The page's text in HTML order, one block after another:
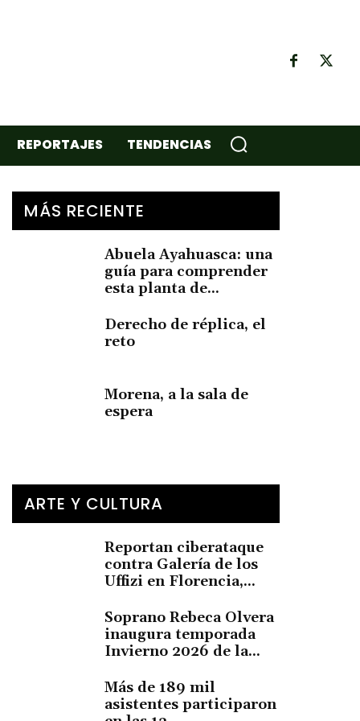
REPORTAJES TENDENCIAS
MÁS RECIENTE
Abuela Ayahuasca: una
guía para comprender
esta planta de...
Derecho de réplica, el
reto
Morena, a la sala de
espera
ARTE Y CULTURA
Reportan ciberataque
contra Galería de los
Uffizi en Florencia,...
Soprano Rebeca Olvera
inaugura temporada
Invierno 2026 de la...
Más de 189 mil
asistentes participaron